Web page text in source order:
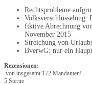
Rechtsprobleme
Volksverschlüsselung:
fiktive Abrechnung
November 2015
Streichung von
BverwG: nur ein
Rezensionen:
von insgesamt 172 Mandanten!
5 Sterne